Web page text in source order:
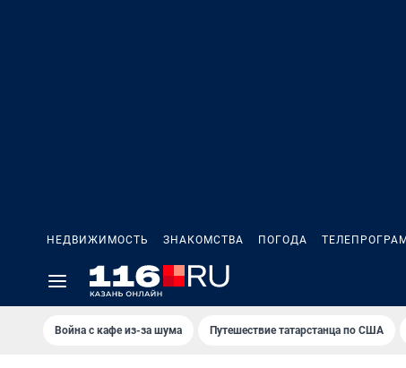
НЕДВИЖИМОСТЬ ЗНАКОМСТВА ПОГОДА
Война с кафе из-за шума Путешествие татарстанца по США